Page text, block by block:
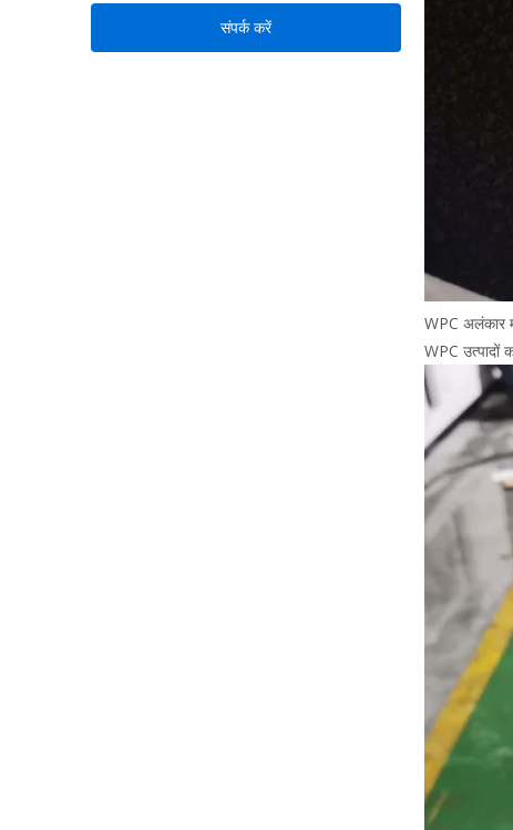
संपर्क करें
WPC अलंकार
WPC उत्पादों